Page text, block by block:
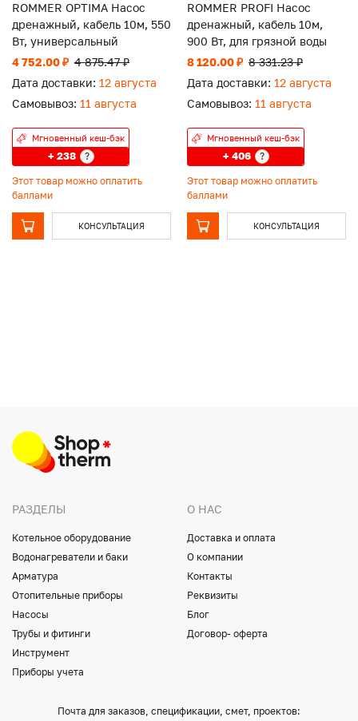
ROMMER OPTIMA Насос
дренажный, кабель 10м, 550
Вт, универсальный
4 752.00 ₽ 4 875.47 ₽
Дата доставки: 12 августа
Самовывоз: 11 августа
Мгновенный кеш-бэк
+ 238 ?
Этот товар можно оплатить
баллами
КОНСУЛЬТАЦИЯ
ROMMER PROFI Насос
дренажный, кабель 10м,
900 Вт, для грязной воды
8 120.00 ₽ 8 331.23 ₽
Дата доставки: 12 августа
Самовывоз: 11 августа
Мгновенный кеш-бэк
+ 406 ?
Этот товар можно оплатить
баллами
КОНСУЛЬТАЦИЯ
РАЗДЕЛЫ
Котельное оборудование
Водонагреватели и баки
Арматура
Отопительные приборы
Насосы
Трубы и фитинги
Инструмент
Приборы учета
О НАС
Доставка и оплата
О компании
Контакты
Реквизиты
Блог
Договор- оферта
Почта для заказов, спецификации, смет, проектов: